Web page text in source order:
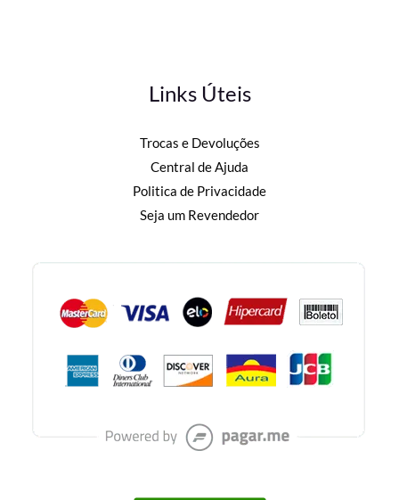
Links Úteis
Trocas e Devoluções
Central de Ajuda
Politica de Privacidade
Seja um Revendedor